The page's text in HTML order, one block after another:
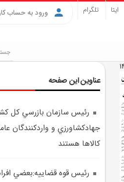
ورود به حساب ایتا تلگرام
عناوین این صفحه
رئيس سازمان بازرسي کل
جهادکشاورزي و واردکنندگان
کالاها هستند
رئيس قوه قضاييه:بعضي